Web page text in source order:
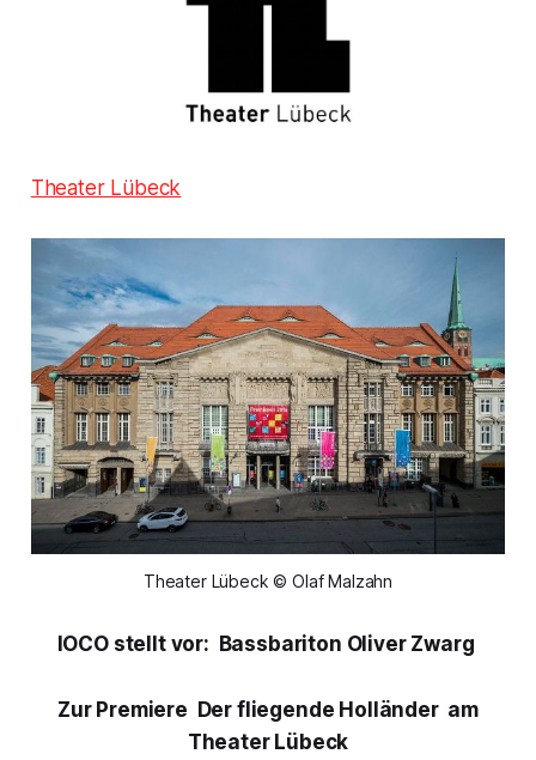
Theater Lübeck
Theater Lübeck © Olaf Malzahn
IOCO stellt vor: Bassbariton Oliver Zwarg
Zur Premiere Der fliegende Holländeram
Theater Lübeck